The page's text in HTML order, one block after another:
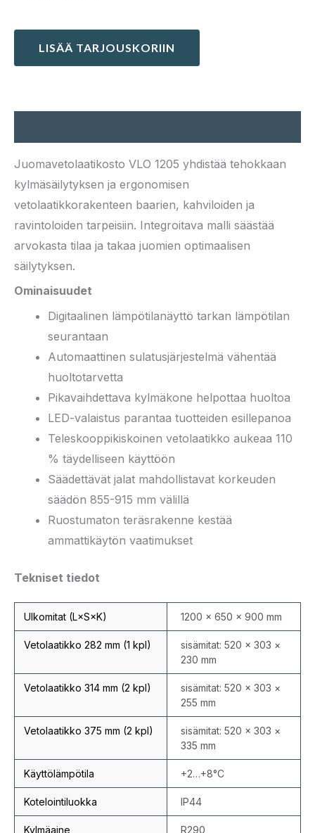
LISÄÄ TARJOUSKORIIN
Juomavetolaatikosto VLO 1205 yhdistää tehokkaan
kylmäsäilytyksen ja ergonomisen
vetolaatikkorakenteen baarien, kahviloiden ja
ravintoloiden tarpeisiin. Integroitava malli säästää
arvokasta tilaa ja takaa juomien optimaalisen
säilytyksen.
Ominaisuudet
Digitaalinen lämpötilanäyttö tarkan lämpötilan
seurantaan
Automaattinen sulatusjärjestelmä vähentää
huoltotarvetta
Pikavaihdettava kylmäkone helpottaa huoltoa
LED-valaistus parantaa tuotteiden esillepanoa
Teleskooppikiskoinen vetolaatikko aukeaa 110
% täydelliseen käyttöön
Säädettävät jalat mahdollistavat korkeuden
säädön 855-915 mm välillä
Ruostumaton teräsrakenne kestää
ammattikäytön vaatimukset
Tekniset tiedot
Ulkomitat (L×S×K) 1200 × 650 × 900 mm
Vetolaatikko 282 mm (1 kpl)
sisämitat: 520 × 303 ×
230 mm
Vetolaatikko 314 mm (2 kpl)
sisämitat: 520 × 303 ×
255 mm
Vetolaatikko 375 mm (2 kpl)
sisämitat: 520 × 303 ×
335 mm
Käyttölämpötila +2…+8°C
Kotelointiluokka IP44
Kylmäaine R290